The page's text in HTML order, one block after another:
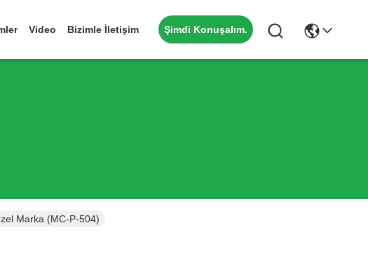
Video Bizimle İletişim Şimdi Konuşalım.
Marka (MC-P-504)